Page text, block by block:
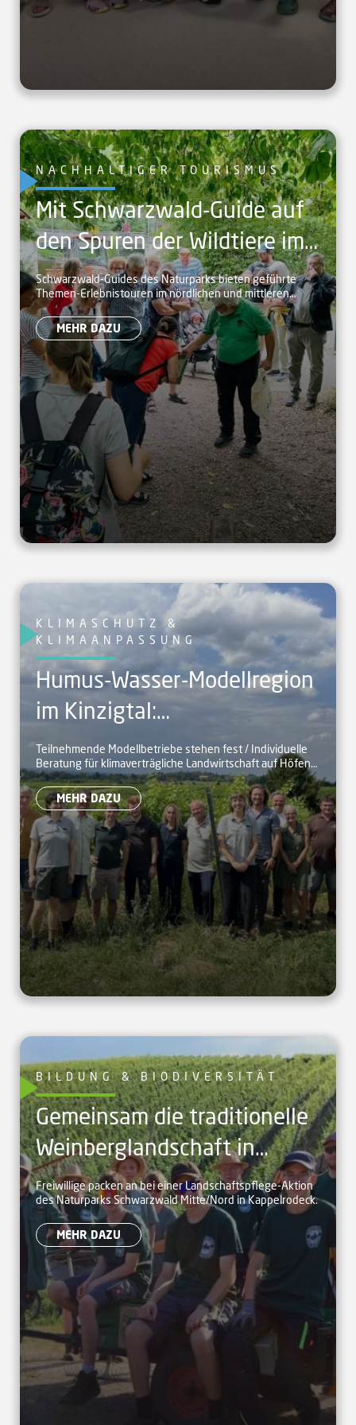
NACHHALTIGER TOURISMUS
Mit Schwarzwald-Guide auf
den Spuren der Wildtiere im
Schwarzwald
Schwarzwald-Guides des Naturparks bieten geführte
Themen-Erlebnistouren im nördlichen und mittleren
Schwarzwald an.
MEHR DAZU
KLIMASCHUTZ &
KLIMAANPASSUNG
Humus-Wasser-Modellregion
im Kinzigtal:
Landwirtschaftliche Betriebe
stellen sich vor
Teilnehmende Modellbetriebe stehen fest / Individuelle
Beratung für klimaverträgliche Landwirtschaft auf Höfen
startet
MEHR DAZU
BILDUNG & BIODIVERSITÄT
Gemeinsam die traditionelle
Weinberglandschaft in
Kappelrodeck pflegen
Freiwillige packen an bei einer Landschaftspflege-Aktion
des Naturparks Schwarzwald Mitte/Nord in Kappelrodeck.
MEHR DAZU